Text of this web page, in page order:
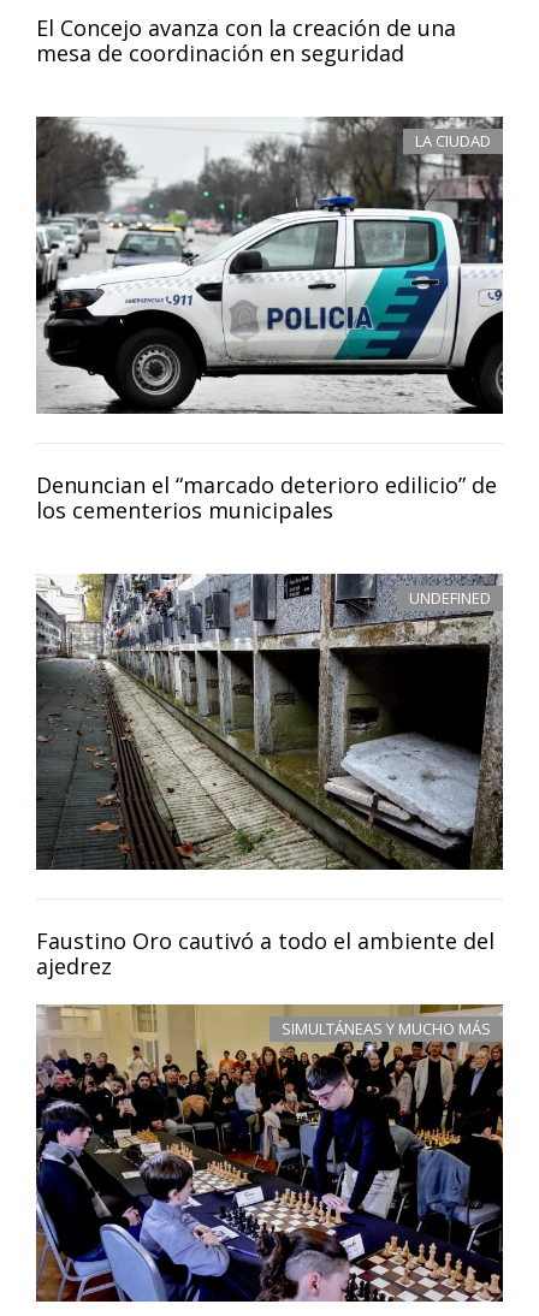
El Concejo avanza con la creación de una
mesa de coordinación en seguridad
LA CIUDAD
Denuncian el “marcado deterioro edilicio” de
los cementerios municipales
UNDEFINED
Faustino Oro cautivó a todo el ambiente del
ajedrez
SIMULTÁNEAS Y MUCHO MÁS